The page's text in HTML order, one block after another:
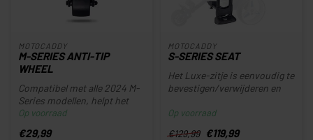
MOTOCADDY
M-SERIES ANTI-TIP
WHEEL
Compatibel met alle 2024 M-
Series modellen, helpt het
inklapbare M-Series Anti-T...
Op voorraad
€29,99
MOTOCADDY
S-SERIES SEAT
Het Luxe-zitje is eenvoudig te
bevestigen/verwijderen en
Op voorraad
€129,99 €119,99